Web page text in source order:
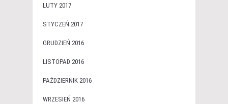
LUTY 2017
STYCZEŃ 2017
GRUDZIEŃ 2016
LISTOPAD 2016
PAŹDZIERNIK 2016
WRZESIEŃ 2016